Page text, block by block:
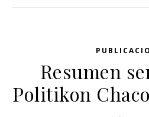
Resumen
Politikon